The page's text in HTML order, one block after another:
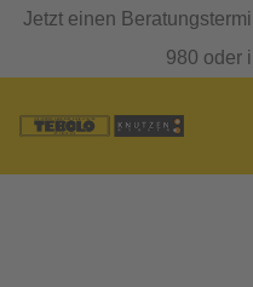
Jetzt einen
980 oder